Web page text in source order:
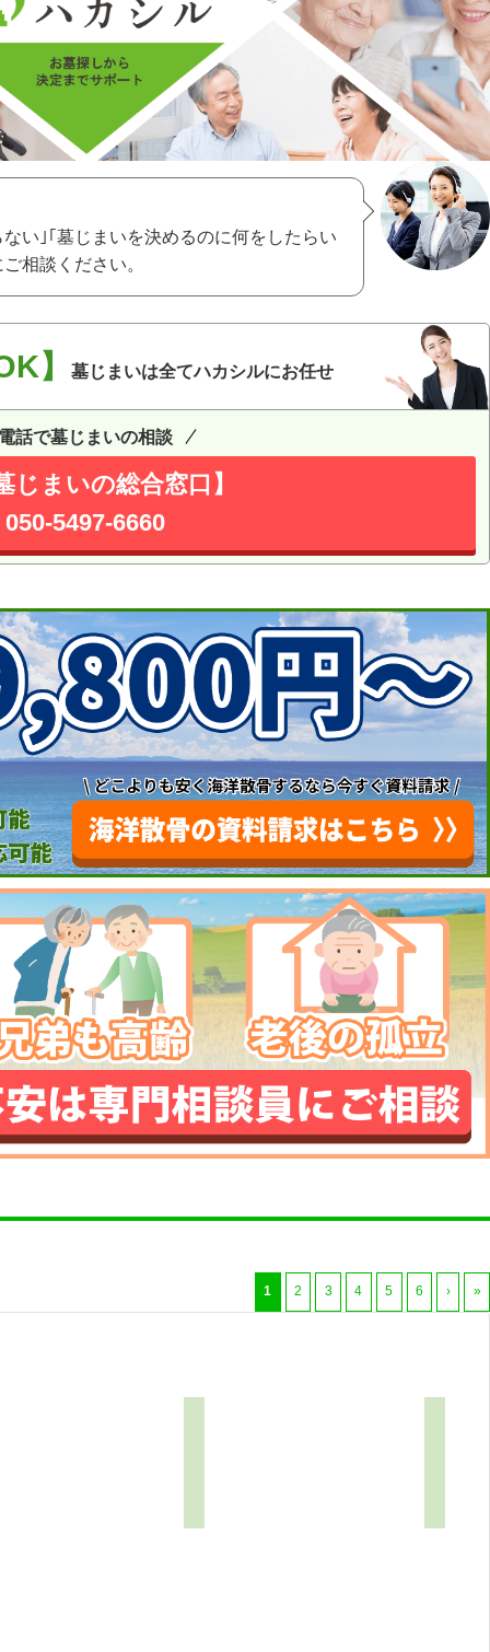
い｣｢墓じまいを決めるのに何をしたらい
相談ください。
】 墓じまいは全てハカシルにお任せ
話で墓じまいの相談
じまいの総合窓口】
050-5497-6660
1 2 3 4 5 6 › »